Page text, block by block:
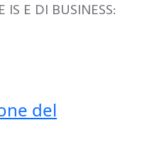
E DI BUSINESS:
del